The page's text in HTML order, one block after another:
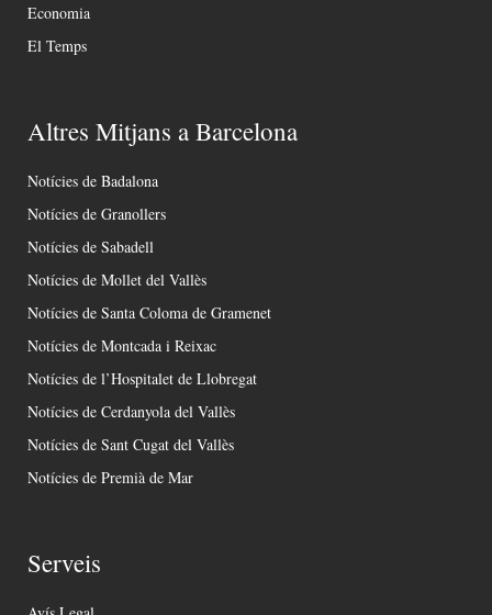
Economia
El Temps
Altres Mitjans a Barcelona
Notícies de Badalona
Notícies de Granollers
Notícies de Sabadell
Notícies de Mollet del Vallès
Notícies de Santa Coloma de Gramenet
Notícies de Montcada i Reixac
Notícies de l’Hospitalet de Llobregat
Notícies de Cerdanyola del Vallès
Notícies de Sant Cugat del Vallès
Notícies de Premià de Mar
Serveis